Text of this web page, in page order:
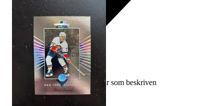
Ersättning om varan inte är som beskriven